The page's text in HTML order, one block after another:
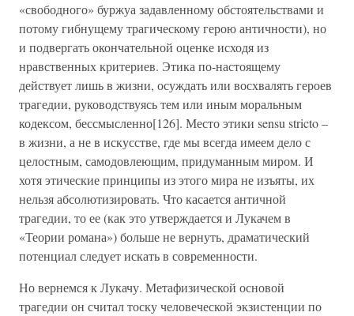
«свободного» буржуа задавленному обстоятельствами и
потому гибнущему трагическому герою античности), но
и подвергать окончательной оценке исходя из
нравственных критериев. Этика по-настоящему
действует лишь в жизни, осуждать или восхвалять героев
трагедии, руководствуясь тем или иным моральным
кодексом, бессмысленно[126]. Место этики sensu stricto –
в жизни, а не в искусстве, где мы всегда имеем дело с
целостным, самодовлеющим, придуманным миром. И
хотя этические принципы из этого мира не изъяты, их
нельзя абсолютизировать. Что касается античной
трагедии, то ее (как это утверждается и Лукачем в
«Теории романа») больше не вернуть, драматический
потенциал следует искать в современности.
Но вернемся к Лукачу. Метафизической основой
трагедии он считал тоску человеческой экзистенции по